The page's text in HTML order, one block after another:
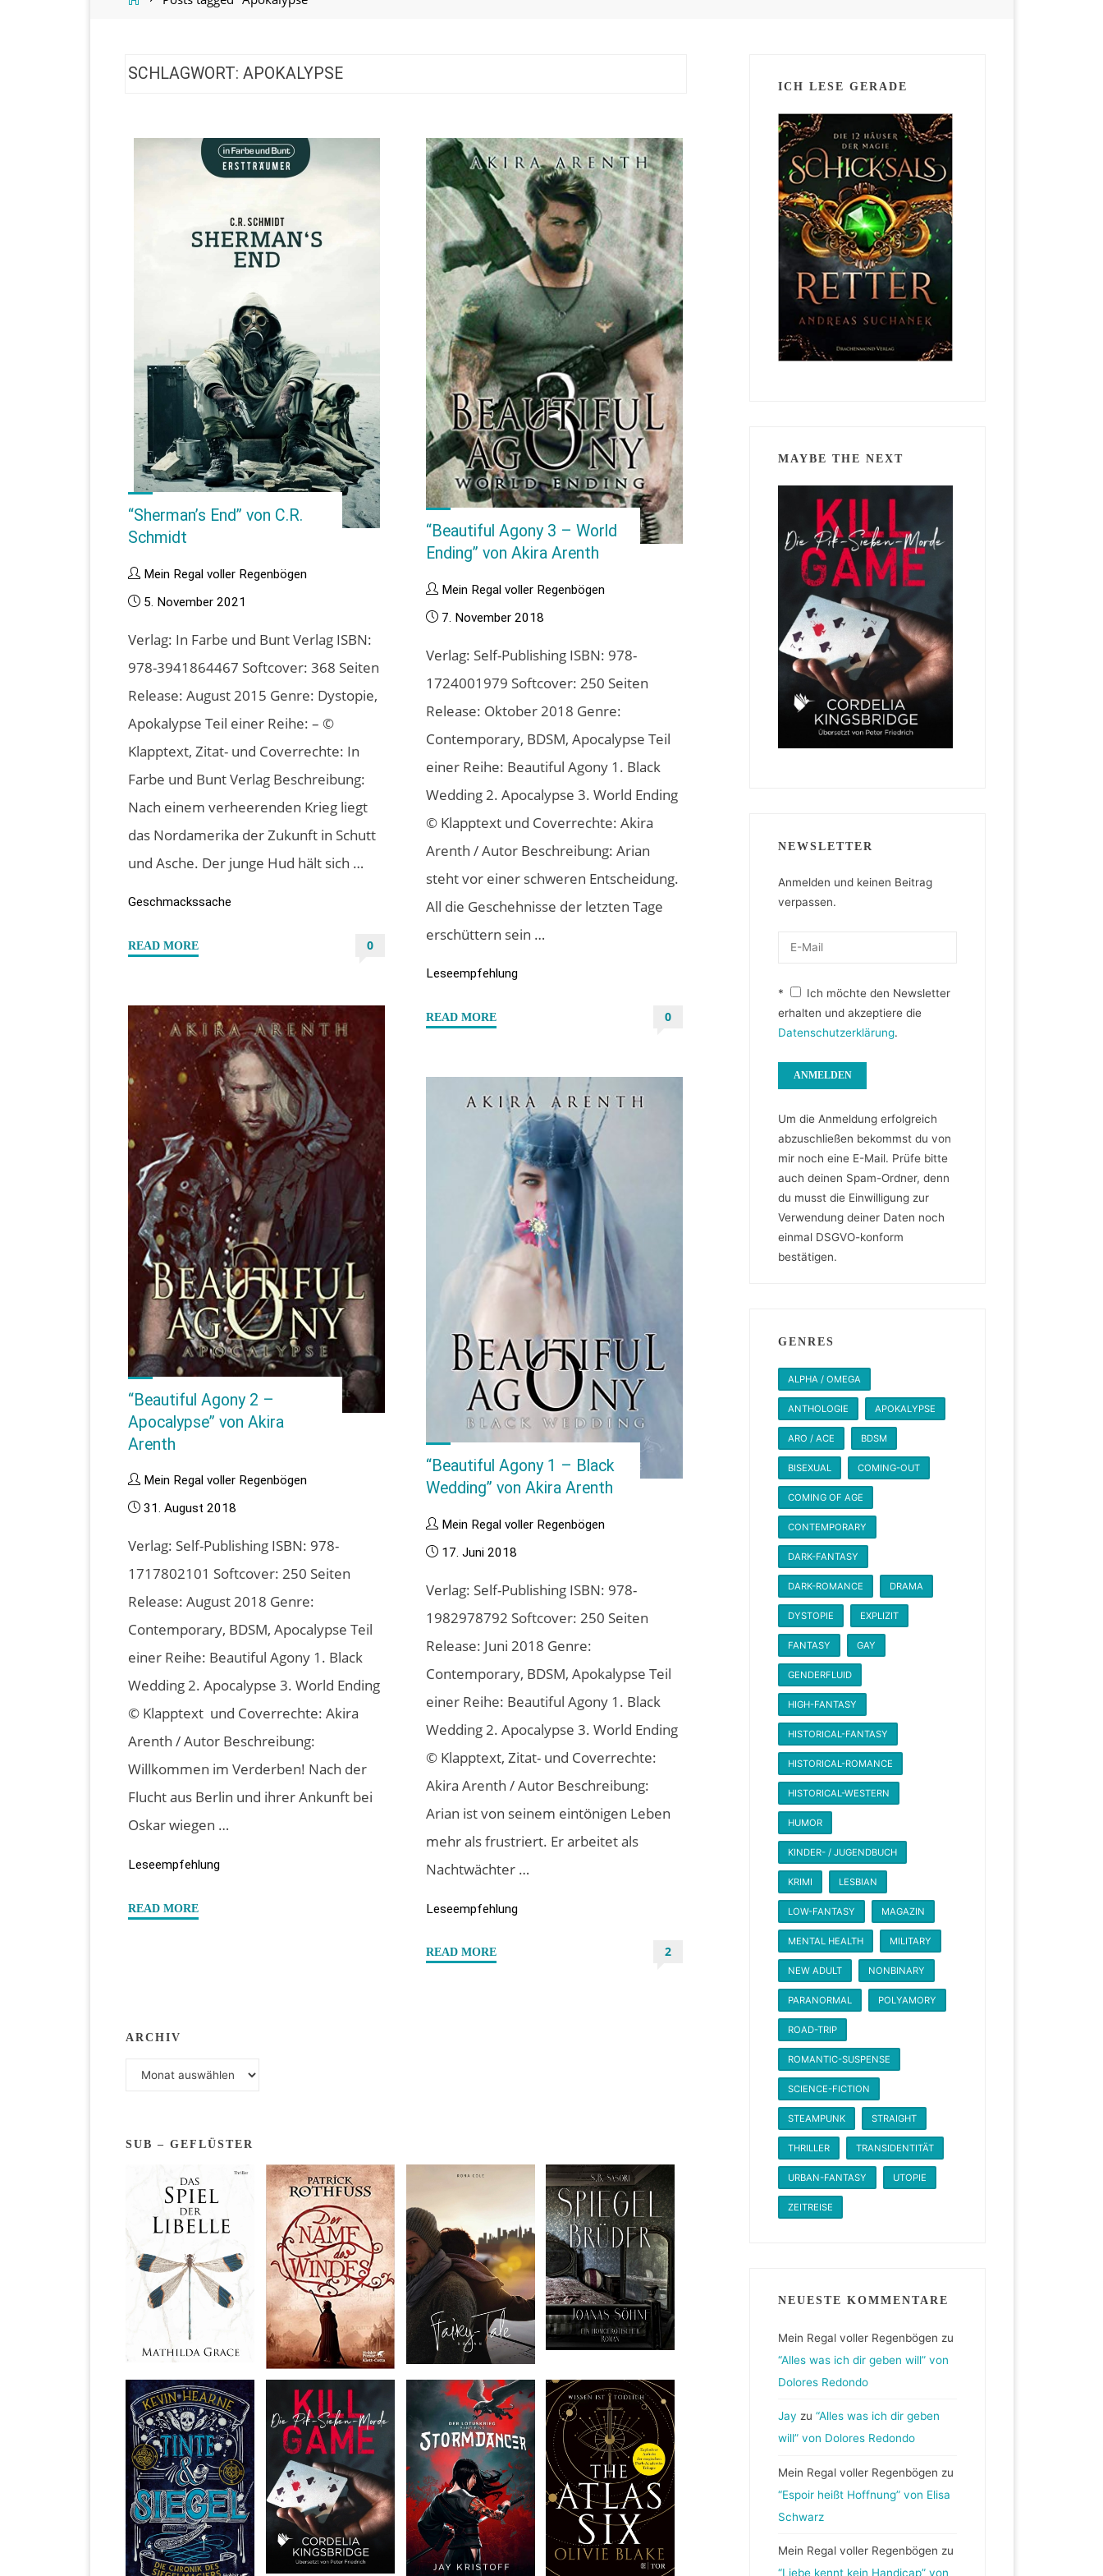
SCHLAGWORT:APOKALYPSE
“Sherman’s End” von C.R.
Schmidt
Mein Regal voller Regenbögen
5. November 2021
Verlag: In Farbe und Bunt Verlag ISBN:
978-3941864467 Softcover: 368 Seiten
Release: August 2015 Genre: Dystopie,
Apokalypse Teil einer Reihe: – ©
Klapptext, Zitat- und Coverrechte: In
Farbe und Bunt Verlag Beschreibung:
Nach einem verheerenden Krieg liegt
das Nordamerika der Zukunft in Schutt
und Asche. Der junge Hud hält sich …
Geschmackssache
READ MORE"“Sherman’s
C.R.
Schmidt"
0
“Beautiful Agony 3 – World
Ending” von Akira Arenth
Mein Regal voller Regenbögen
7. November 2018
Verlag: Self-Publishing ISBN: 978-
1724001979 Softcover: 250 Seiten
Release: Oktober 2018 Genre:
Contemporary, BDSM, Apocalypse Teil
einer Reihe: Beautiful Agony 1. Black
Wedding 2. Apocalypse 3. World Ending
© Klapptext und Coverrechte: Akira
Arenth / Autor Beschreibung: Arian
steht vor einer schweren Entscheidung.
All die Geschehnisse der letzten Tage
erschüttern sein …
Leseempfehlung
READ MORE"“Beautiful
World
Ending”
von
Akira
Arenth"
0
“Beautiful Agony 2 –
Apocalypse” von Akira
Arenth
Mein Regal voller Regenbögen
31. August 2018
Verlag: Self-Publishing ISBN: 978-
1717802101 Softcover: 250 Seiten
Release: August 2018 Genre:
Contemporary, BDSM, Apocalypse Teil
einer Reihe: Beautiful Agony 1. Black
Wedding 2. Apocalypse 3. World Ending
© Klapptext und Coverrechte: Akira
Arenth / Autor Beschreibung:
Willkommen im Verderben! Nach der
Flucht aus Berlin und ihrer Ankunft bei
Oskar wiegen …
Leseempfehlung
READ MORE"“Beautiful
Arenth"
“Beautiful Agony 1 – Black
Wedding” von Akira Arenth
Mein Regal voller Regenbögen
17. Juni 2018
Verlag: Self-Publishing ISBN: 978-
1982978792 Softcover: 250 Seiten
Release: Juni 2018 Genre:
Contemporary, BDSM, Apokalypse Teil
einer Reihe: Beautiful Agony 1. Black
Wedding 2. Apocalypse 3. World Ending
© Klapptext, Zitat- und Coverrechte:
Akira Arenth / Autor Beschreibung:
Arian ist von seinem eintönigen Leben
mehr als frustriert. Er arbeitet als
Nachtwächter …
Leseempfehlung
READ MORE"“Beautiful
2
ARCHIV
SUB – GEFLÜSTER
ICH LESE GERADE
MAYBE THE NEXT
NEWSLETTER
Anmelden und keinen Beitrag
verpassen.
*
Ich möchte den Newsletter
erhalten und akzeptiere die
Datenschutzerklärung.
Um die Anmeldung erfolgreich
abzuschließen bekommst du von
mir noch eine E-Mail. Prüfe bitte
auch deinen Spam-Ordner, denn
du musst die Einwilligung zur
Verwendung deiner Daten noch
einmal DSGVO-konform
bestätigen.
GENRES
ALPHA / OMEGA
ANTHOLOGIE APOKALYPSE
ARO / ACE BDSM
BISEXUAL COMING-OUT
COMING OF AGE
CONTEMPORARY
DARK-FANTASY
DARK-ROMANCE DRAMA
DYSTOPIE EXPLIZIT
FANTASY GAY
GENDERFLUID
HIGH-FANTASY
HISTORICAL-FANTASY
HISTORICAL-ROMANCE
HISTORICAL-WESTERN
HUMOR
KINDER- / JUGENDBUCH
KRIMI LESBIAN
LOW-FANTASY MAGAZIN
MENTAL HEALTH MILITARY
NEW ADULT NONBINARY
PARANORMAL POLYAMORY
ROAD-TRIP
ROMANTIC-SUSPENSE
SCIENCE-FICTION
STEAMPUNK STRAIGHT
THRILLER TRANSIDENTITÄT
URBAN-FANTASY UTOPIE
ZEITREISE
NEUESTE KOMMENTARE
Mein Regal voller Regenbögen zu
“Alles was ich dir geben will” von
Dolores Redondo
Jay zu“Alles was ich dir geben
will” von Dolores Redondo
Mein Regal voller Regenbögen zu
“Espoir heißt Hoffnung” von Elisa
Schwarz
Mein Regal voller Regenbögen zu
“Liebe kennt kein Handicap” von